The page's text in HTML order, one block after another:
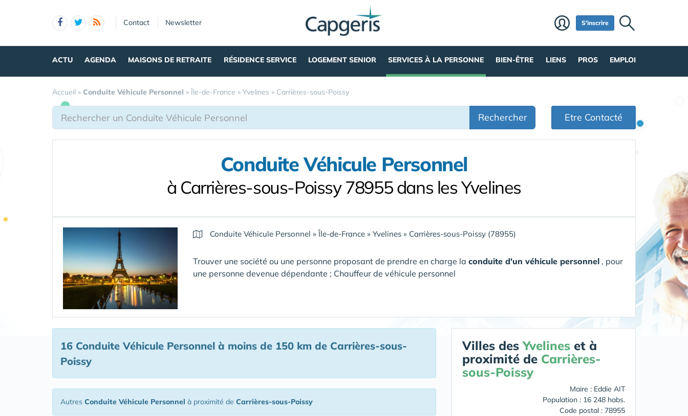
Contact Newsletter S'inscrire
ACTU AGENDA MAISONS DE RETRAITE RÉSIDENCE SERVICE LOGEMENT SENIOR SERVICES À LA PERSONNE BIEN-ÊTRE LIENS PROS EMPLOI
Accueil » Conduite Véhicule Personnel » Île-de-France » Yvelines » Carrières-sous-Poissy
Rechercher Etre Contacté
Conduite Véhicule Personnel
à Carrières-sous-Poissy 78955 dans les Yvelines
Conduite Véhicule Personnel »Île-de-France » Yvelines » Carrières-sous-Poissy (78955)
Trouver une société ou une personne proposant de prendre en charge la conduite d'un véhicule personnel , pour
une personne devenue dépendante ; Chauffeur de véhicule personnel
16 Conduite Véhicule Personnel à moins de 150 km de Carrières-sous-
Poissy
Autres Conduite Véhicule Personnel à proximité de Carrières-sous-Poissy
Villes desYvelines et à
proximité de Carrières-
sous-Poissy
Maire : Eddie AIT
Population : 16 248 habs.
Code postal : 78955